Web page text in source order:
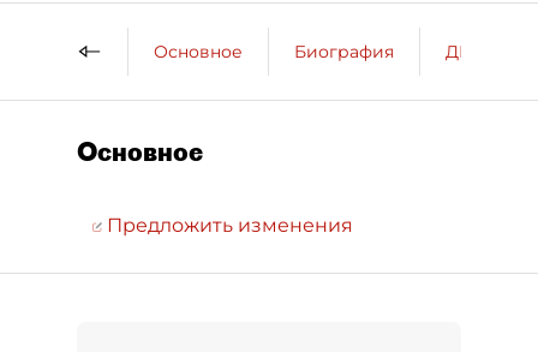
Основное Биография ДП о
Основное
Предложить изменения